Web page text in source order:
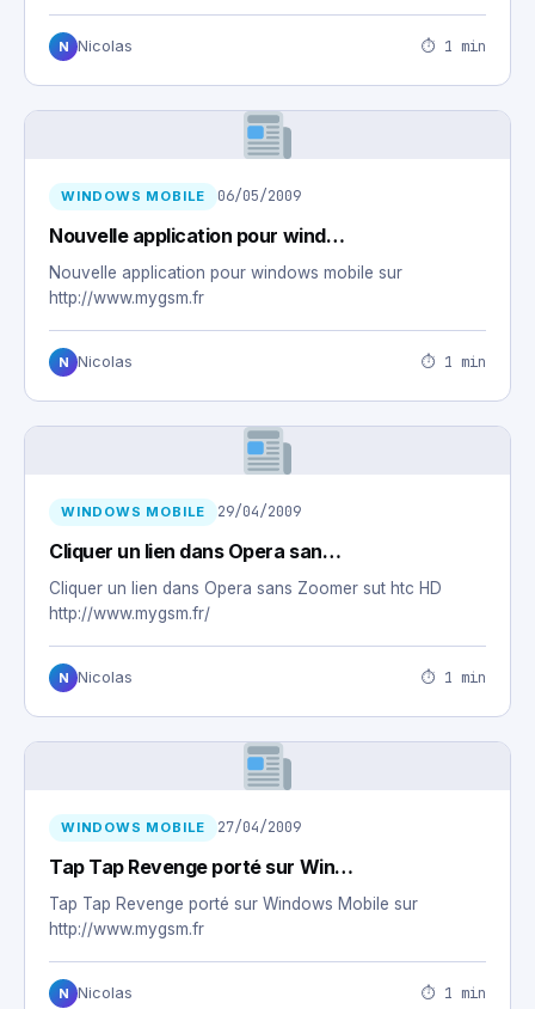
N Nicolas ⏱ 1 min
WINDOWS MOBILE 06/05/2009
Nouvelle application pour wind…
Nouvelle application pour windows mobile sur
http://www.mygsm.fr
N Nicolas ⏱ 1 min
WINDOWS MOBILE 29/04/2009
Cliquer un lien dans Opera san…
Cliquer un lien dans Opera sans Zoomer sut htc HD
http://www.mygsm.fr/
N Nicolas ⏱ 1 min
WINDOWS MOBILE 27/04/2009
Tap Tap Revenge porté sur Win…
Tap Tap Revenge porté sur Windows Mobile sur
http://www.mygsm.fr
N Nicolas ⏱ 1 min